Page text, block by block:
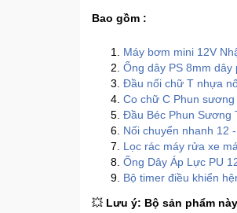
Bao gồm :
Máy bơm mini 12V
Ống dây PS 8mm dây
Đầu nối chữ T nhựa
Co chữ C Phun sương
Đầu Béc Phun Sương
Nối chuyển nhanh 12
Lọc rác máy rửa xe
Ống Dây Áp Lực PU
Bộ timer điều khiển
💥 Lưu ý: Bộ sản phẩm